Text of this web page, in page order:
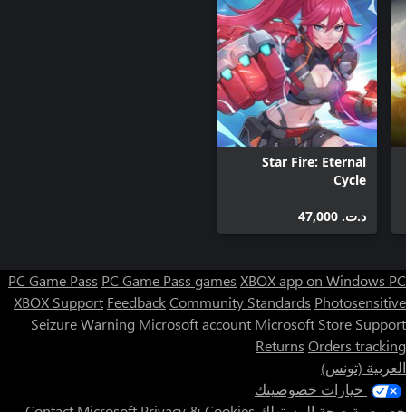
Star Fire: Eternal
Cycle
د.ت.‏ 47,000
PC Game Pass PC Game Pass games XBOX app on Windows PC
XBOX Support FeedbackCommunity Standards Photosensitive
Seizure Warning Microsoft account Microsoft Store Support
Returns Orders tracking
العربية (تونس)
خيارات خصوصيتك